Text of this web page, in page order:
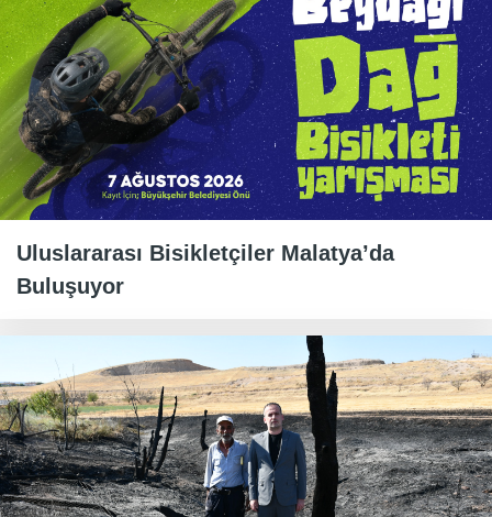
Uluslararası Bisikletçiler Malatya’da
Buluşuyor